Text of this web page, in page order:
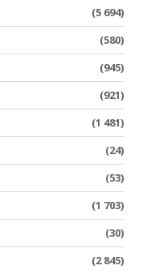
(5 694)
(580)
(945)
(921)
(1 481)
(24)
(53)
(1 703)
(30)
(2 845)